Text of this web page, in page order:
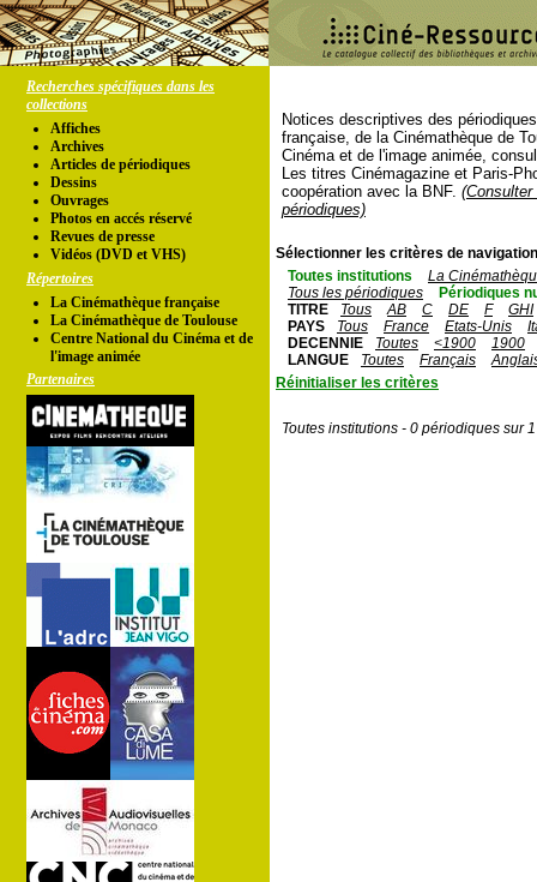
Recherches spécifiques dans les
collections
Affiches
Archives
Articles de périodiques
Dessins
Ouvrages
Photos en accés réservé
Revues de presse
Vidéos (DVD et VHS)
Répertoires
La Cinémathèque française
La Cinémathèque de Toulouse
Centre National du Cinéma et de
l'image animée
Partenaires
Notices descriptives des
française, de la Cinémathèque de
Cinéma et de l'image animée,
Les titres Cinémagazine et Paris-
coopération avec la BNF.
périodiques)
Sélectionner les critères de
Toutes institutions
La
Tous les périodiques
Périodiques
TITRE
Tous AB C DE F
GHI
PAYS
Tous France Etats-Unis
DECENNIE
Toutes <1900
1900
LANGUE
Toutes Français
Réinitialiser les critères
Toutes institutions - 0 périodiques sur